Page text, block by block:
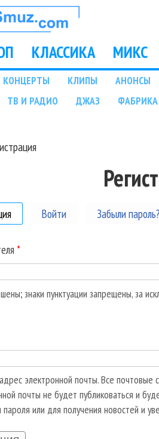
И
КЛАССИКА МИКС
КОНЦЕРТЫ КЛИПЫ АНОНСЫ
ТВ И РАДИО ДЖАЗ
(активная вкладка)
Войти Забыли пароль?
*
знаки пунктуации запрещены, за
электронной почты. Все почтовые
почты не будет публиковаться и
пароля или для получения новостей и